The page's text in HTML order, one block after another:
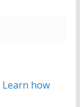
Learn how